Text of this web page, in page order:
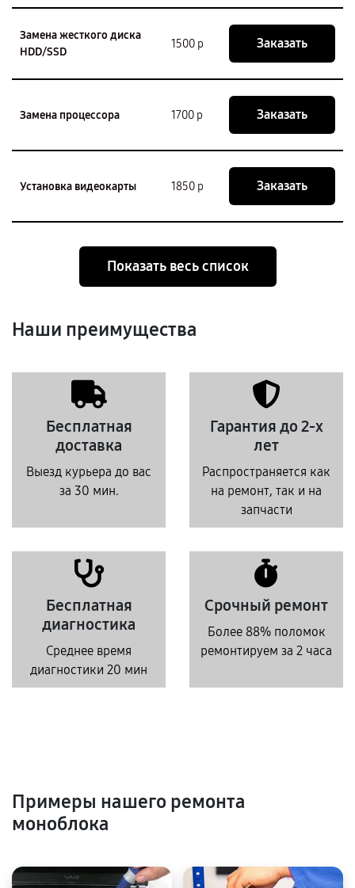
Замена жесткого диска
HDD/SSD
1500 р Заказать
Замена процессора 1700 р Заказать
Установка видеокарты 1850 р Заказать
Показать весь список
Наши преимущества
Бесплатная
доставка
Выезд курьера до вас
за 30 мин.
Гарантия до 2-х
лет
Распространяется как
на ремонт, так и на
запчасти
Бесплатная
диагностика
Среднее время
диагностики 20 мин
Срочный ремонт
Более 88% поломок
ремонтируем за 2 часа
Примеры нашего ремонта
моноблока